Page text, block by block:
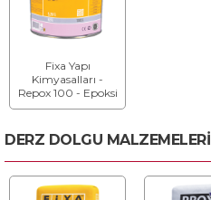
Fixa Yapı
Kimyasalları -
Repox 100 - Epoksi
Esaslı Mermer ve
DERZ DOLGU MALZEMELERİ